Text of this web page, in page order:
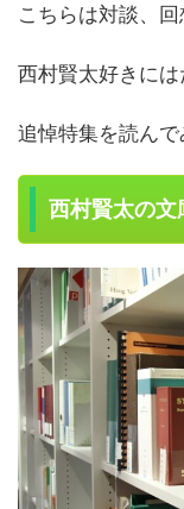
こちらは対談、
西村賢太好きには
追悼特集を読んで
西村賢太の文